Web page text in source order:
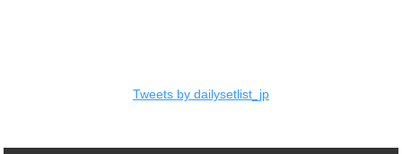
Tweets by dailysetlist_jp